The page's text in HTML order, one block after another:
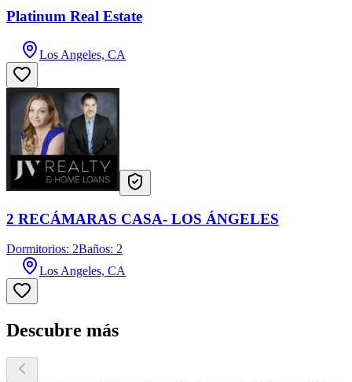
Platinum Real Estate
Los Angeles, CA
2 RECÁMARAS CASA- LOS ÁNGELES
Dormitorios: 2Baños: 2
Los Angeles, CA
Descubre más